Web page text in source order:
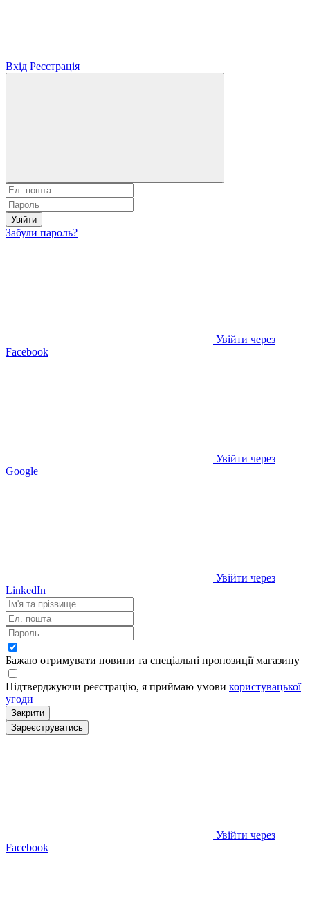
Вхід Реєстрація
Увійти
Забули пароль?
Увійти через
Facebook
Увійти через
Google
Увійти через
LinkedIn
Бажаю отримувати новини та спеціальні пропозиціїмагазину
Підтверджуючи реєстрацію, я приймаю умови користувацької
угоди
Закрити
Зареєструватись
Увійти через
Facebook